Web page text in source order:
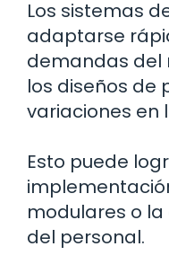
Los sistemas
adaptarse
demandas del
los diseños de
variaciones en
Esto puede
modulares o
del personal.